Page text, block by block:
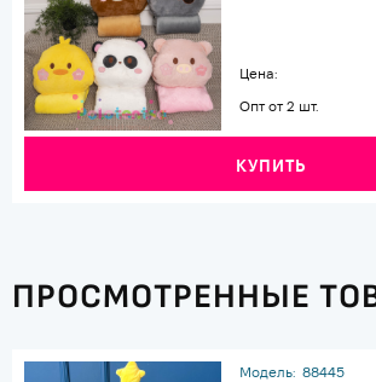
Цена:
Опт от 2 шт.
КУПИТЬ
ПРОСМОТРЕННЫЕ
Модель: 88445